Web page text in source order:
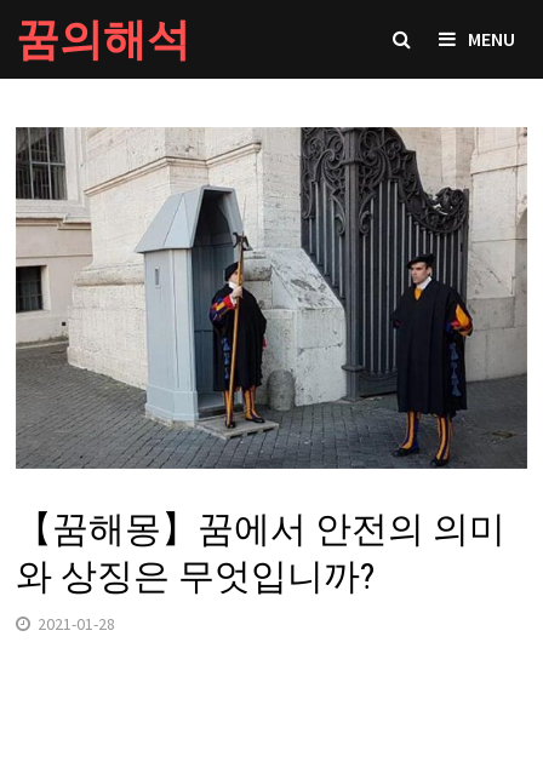
Skip
to
content
꿈의해석 MENU
【꿈해몽】꿈에서 안전의 의미
와 상징은 무엇입니까?
2021-01-28